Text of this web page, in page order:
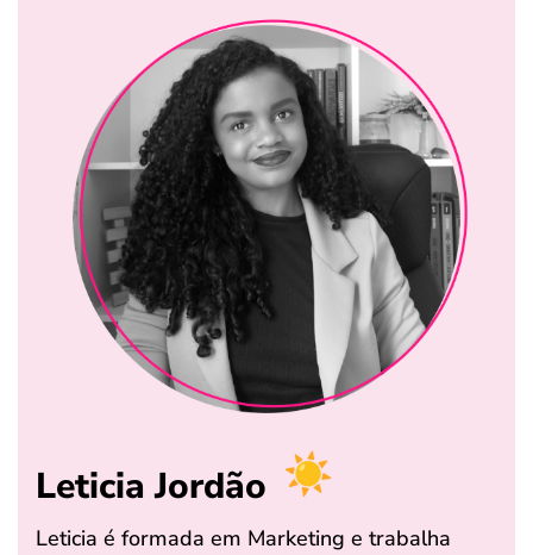
Leticia Jordão
Leticia é formada em Marketing e trabalha